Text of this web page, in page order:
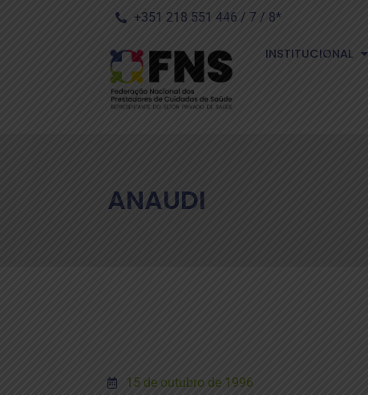
+351 218 551 446 / 7 / 8*
INSTITUCIONAL
ANAUDI
15 de outubro de 1996